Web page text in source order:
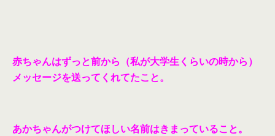
赤ちゃんはずっと前から（私が大学生くらいの時から）
メッセージを送ってくれてたこと。
あかちゃんがつけてほしい名前はきまっていること。